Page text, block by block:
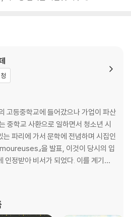
고등중학교에 들어갔으나 가업이 파산
중학교 사환으로 일하면서 청소년 시
파리에 가서 문학에 전념하며 시집인
』을 발표, 이것이 당시의 입
인정받아 비서가 되었다. 이를 계기로
그 후에 남프랑스의 시인 미스트라르
공쿠르, 투르게네프 등과 친교를 맺었
어 자연주